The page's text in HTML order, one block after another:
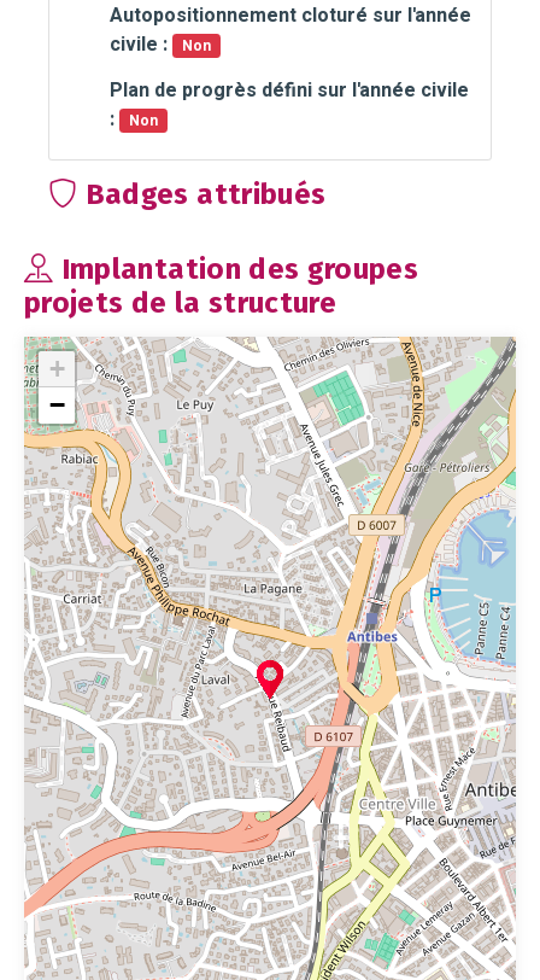
Autopositionnement cloturé sur l'année
civile :
Non
Plan de progrès défini sur l'année civile
:
Non
Badges attribués
Implantation des groupes
projets de la structure
+
−